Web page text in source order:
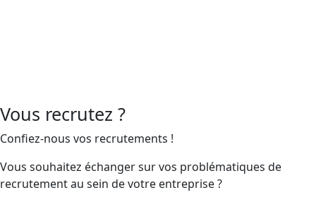
Vous recrutez ?
Confiez-nous vos recrutements !
Vous souhaitez échanger sur vos problématiques de
recrutement au sein de votre entreprise ?